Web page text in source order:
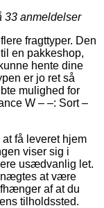
33 anmeldelser
fragttyper. Den
en pakkeshop,
hente dine
er jo ret så
mulighed for
W – –: Sort –
få leveret hjem
viser sig i
usædvanlig let.
at være
af at du
tilholdssted.